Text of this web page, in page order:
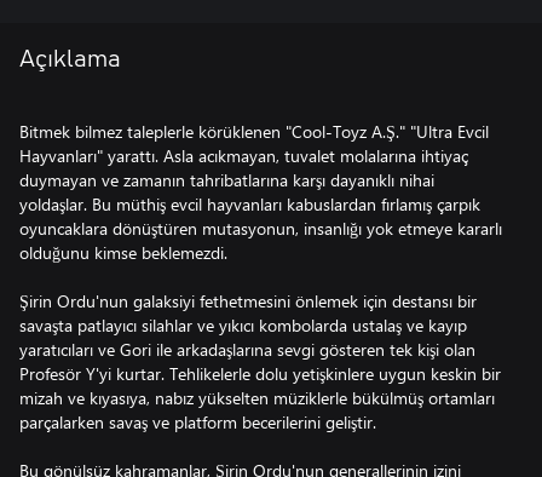
Açıklama
Bitmek bilmez taleplerle körüklenen "Cool-Toyz A.Ş." "Ultra Evcil
Hayvanları" yarattı. Asla acıkmayan, tuvalet molalarına ihtiyaç
duymayan ve zamanın tahribatlarına karşı dayanıklı nihai
yoldaşlar. Bu müthiş evcil hayvanları kabuslardan fırlamış çarpık
oyuncaklara dönüştüren mutasyonun, insanlığı yok etmeye kararlı
olduğunu kimse beklemezdi.
Şirin Ordu'nun galaksiyi fethetmesini önlemek için destansı bir
savaşta patlayıcı silahlar ve yıkıcı kombolarda ustalaş ve kayıp
yaratıcıları ve Gori ile arkadaşlarına sevgi gösteren tek kişi olan
Profesör Y'yi kurtar. Tehlikelerle dolu yetişkinlere uygun keskin bir
mizah ve kıyasıya, nabız yükselten müziklerle bükülmüş ortamları
parçalarken savaş ve platform becerilerini geliştir.
Bu gönülsüz kahramanlar, Şirin Ordu'nun generallerinin izini